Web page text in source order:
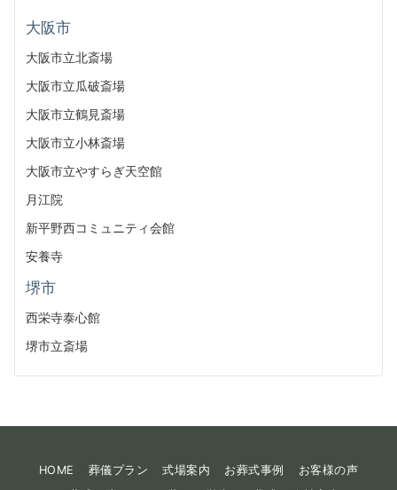
大阪市
大阪市立北斎場
大阪市立瓜破斎場
大阪市立鶴見斎場
大阪市立小林斎場
大阪市立やすらぎ天空館
月江院
新平野西コミュニティ会館
安養寺
堺市
西栄寺泰心館
堺市立斎場
HOME 葬儀プラン 式場案内 お葬式事例
お客様の声